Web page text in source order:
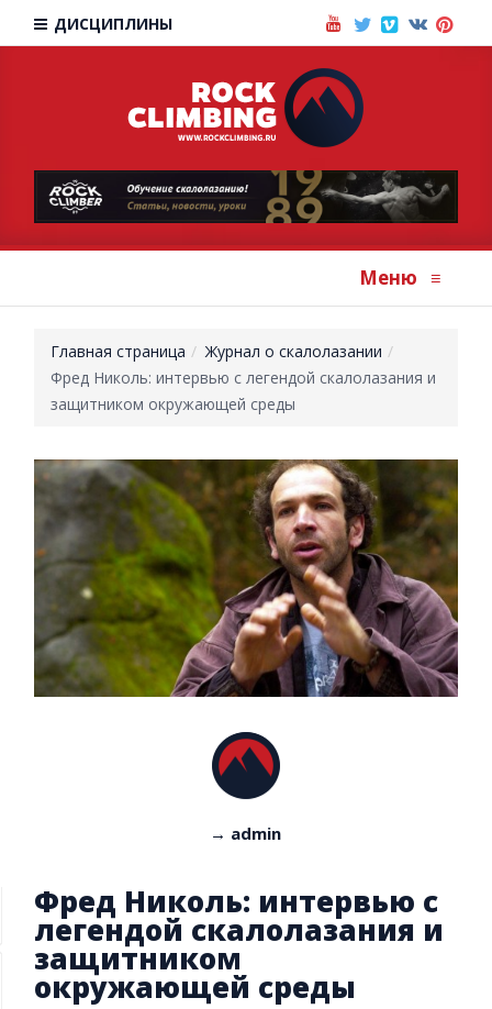
ДИСЦИПЛИНЫ
Меню ≡
Главная страница
Журнал о скалолазании
Фред Николь: интервью с легендой скалолазания и
защитником окружающей среды
→ admin
Фред Николь: интервью с
легендой скалолазания и
защитником
окружающей среды